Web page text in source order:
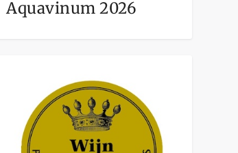
Aquavinum 2026